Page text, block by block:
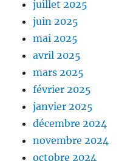
juillet 2025
juin 2025
mai 2025
avril 2025
mars 2025
février 2025
janvier 2025
décembre 2024
novembre 2024
octobre 2024